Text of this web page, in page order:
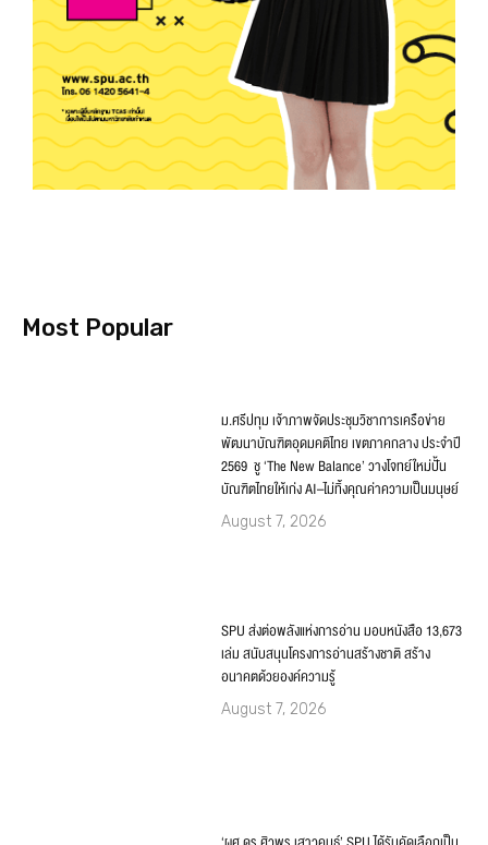
Most Popular
ม.ศรีปทุม เจ้าภาพจัดประชุมวิชาการเครือข่าย
พัฒนาบัณฑิตอุดมคติไทย เขตภาคกลาง ประจำปี
2569 ชู ‘The New Balance’ วางโจทย์ใหม่ปั้น
บัณฑิตไทยให้เก่ง AI–ไม่ทิ้งคุณค่าความเป็นมนุษย์
August 7, 2026
SPU ส่งต่อพลังแห่งการอ่าน มอบหนังสือ 13,673
เล่ม สนับสนุนโครงการอ่านสร้างชาติ สร้าง
อนาคตด้วยองค์ความรู้
August 7, 2026